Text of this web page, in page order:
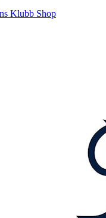
Klubb Shop